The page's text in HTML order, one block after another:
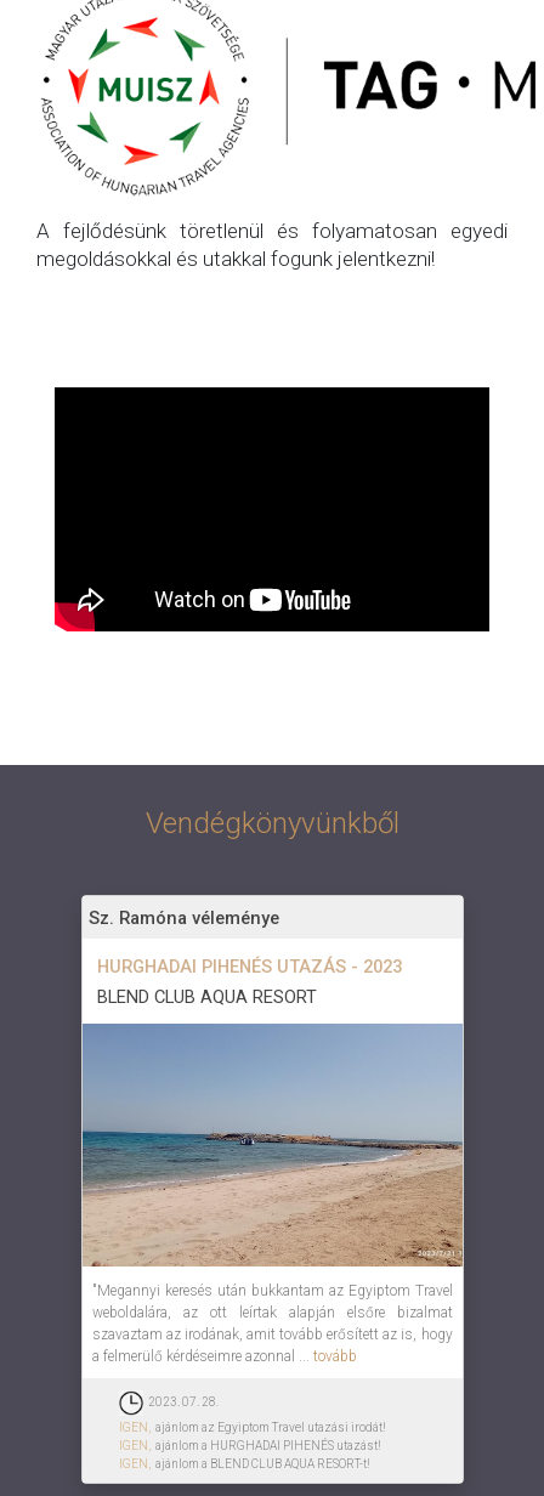
A fejlődésünk töretlenül és folyamatosan egyedi
megoldásokkal és utakkal fogunk jelentkezni!
Vendégkönyvünkből
Sz. Ramóna véleménye
HURGHADAI PIHENÉS UTAZÁS - 2023
BLEND CLUB AQUA RESORT
"Megannyi keresés után bukkantam az Egyiptom Travel
weboldalára, az ott leírtak alapján elsőre bizalmat
szavaztam az irodának, amit tovább erősített az is, hogy
a felmerülő kérdéseimre azonnal ... tovább
2023. 07. 28.
IGEN, ajánlom az Egyiptom Travel utazási irodát!
IGEN, ajánlom a HURGHADAI PIHENÉS utazást!
IGEN, ajánlom a BLEND CLUB AQUA RESORT-t!